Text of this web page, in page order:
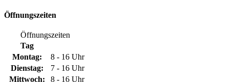
Öffnungszeiten
Öffnungszeiten
Tag
Montag:
8 - 16 Uhr
Dienstag:
7 - 16 Uhr
Mittwoch:
8 - 16 Uhr